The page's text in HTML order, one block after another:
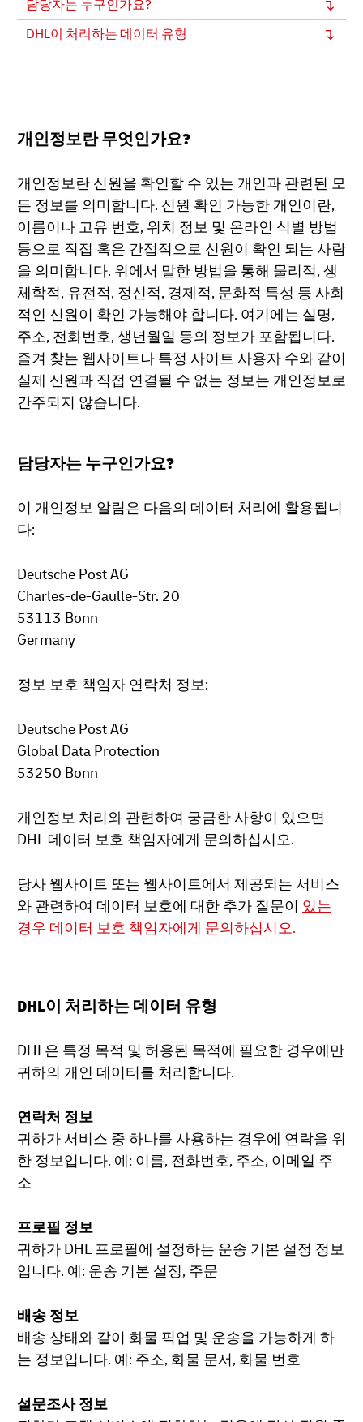
담당자는 누구인가요?
DHL이 처리하는 데이터 유형
개인정보란 무엇인가요?
개인정보란 신원을 확인할 수 있는 개인과 관련된 모
든 정보를 의미합니다. 신원 확인 가능한 개인이란,
이름이나 고유 번호, 위치 정보 및 온라인 식별 방법
등으로 직접 혹은 간접적으로 신원이 확인 되는 사람
을 의미합니다. 위에서 말한 방법을 통해 물리적, 생
체학적, 유전적, 정신적, 경제적, 문화적 특성 등 사회
적인 신원이 확인 가능해야 합니다. 여기에는 실명,
주소, 전화번호, 생년월일 등의 정보가 포함됩니다.
즐겨 찾는 웹사이트나 특정 사이트 사용자 수와 같이
실제 신원과 직접 연결될 수 없는 정보는 개인정보로
간주되지 않습니다.
담당자는 누구인가요?
이 개인정보 알림은 다음의 데이터 처리에 활용됩니
다:
Deutsche Post AG
Charles-de-Gaulle-Str. 20
53113 Bonn
Germany
정보 보호 책임자 연락처 정보:
Deutsche Post AG
Global Data Protection
53250 Bonn
개인정보 처리와 관련하여 궁금한 사항이 있으면
DHL 데이터 보호 책임자에게 문의하십시오.
당사 웹사이트 또는 웹사이트에서 제공되는 서비스
와 관련하여 데이터 보호에 대한 추가 질문이 있는
경우 데이터 보호 책임자에게 문의하십시오.
DHL이 처리하는 데이터 유형
DHL은 특정 목적 및 허용된 목적에 필요한 경우에만
귀하의 개인 데이터를 처리합니다.
연락처 정보
귀하가 서비스 중 하나를 사용하는 경우에 연락을 위
한 정보입니다. 예: 이름, 전화번호, 주소, 이메일 주
소
프로필 정보
귀하가 DHL 프로필에 설정하는 운송 기본 설정 정보
입니다. 예: 운송 기본 설정, 주문
배송 정보
배송 상태와 같이 화물 픽업 및 운송을 가능하게 하
는 정보입니다. 예: 주소, 화물 문서, 화물 번호
설문조사 정보